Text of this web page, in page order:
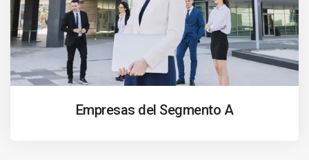
Empresas del Segmento A